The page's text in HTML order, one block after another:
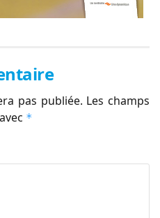
pas publiée. Les champs
*